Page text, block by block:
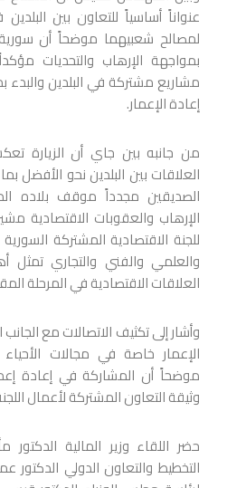
عنواناً أساسياً للتعاون بين
لمصالح شعبيهما موضحاً أن
بمواجهة الإرهاب والتحديات
مشاريع مشتركة في البلدين
إعادة الإعمار.
من جانبه بين جاي أن الزيارة
العلاقات بين البلدين نحو الأفضل
الصديقين مجدداً موقف بلاده
الإرهاب والعقوبات الاقتصادية
للجنة الاقتصادية المشتركة
والعلمي والفني والتجاري تمثل
العلاقات الاقتصادية في المرحلة
وأشار إلى تكثيف الاتصالات مع
الإعمار خاصة في مجالات
موضحاً أن المشاركة في إعادة
وثيقة التعاون المشتركة لأعمال
حضر اللقاء وزير المالية
التخطيط والتعاون الدولي الدكتور